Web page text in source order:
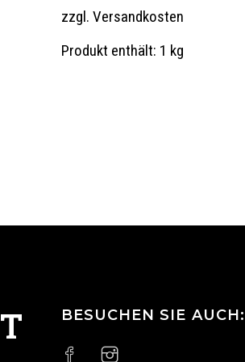
zzgl. Versandkosten
Produkt enthält: 1 kg
BESUCHEN SIE AUCH: